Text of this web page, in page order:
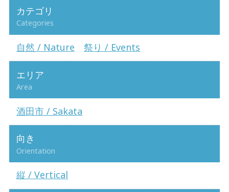
カテゴリ
Categories
自然 / Nature
祭り / Events
エリア
Area
酒田市 / Sakata
向き
Orientation
縦 / Vertical